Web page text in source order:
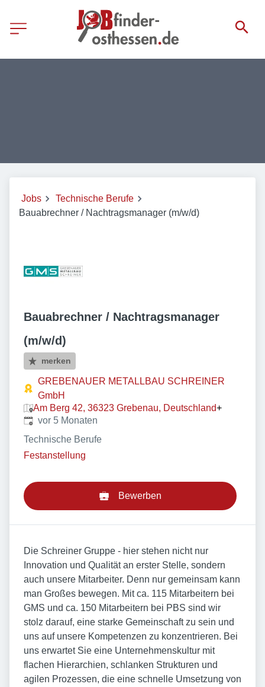
Jobs
Technische Berufe
Bauabrechner / Nachtragsmanager (m/w/d)
Bauabrechner / Nachtragsmanager
(m/w/d)
merken
GREBENAUER METALLBAU SCHREINER
GmbH
Am Berg 42, 36323 Grebenau, Deutschland+
Veröffentlicht:
vor 5 Monaten
Technische Berufe
Festanstellung
Bewerben
Die Schreiner Gruppe - hier stehen nicht nur
Innovation und Qualität an erster Stelle, sondern
auch unsere Mitarbeiter. Denn nur gemeinsam kann
man Großes bewegen. Mit ca. 115 Mitarbeitern bei
GMS und ca. 150 Mitarbeitern bei PBS sind wir
stolz darauf, eine starke Gemeinschaft zu sein und
uns auf unsere Kompetenzen zu konzentrieren. Bei
uns erwartet Sie eine Unternehmenskultur mit
flachen Hierarchien, schlanken Strukturen und
agilen Prozessen, die eine schnelle Umsetzung von